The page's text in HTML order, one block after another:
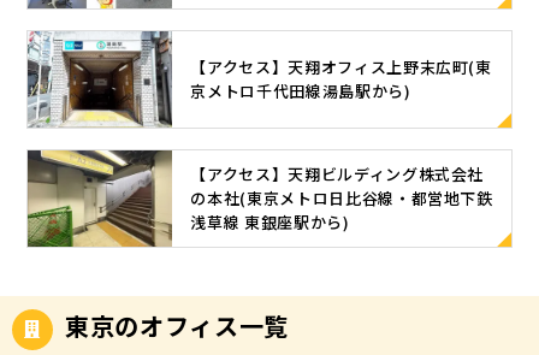
【アクセス】天翔オフィス上野末広町(東
京メトロ千代田線湯島駅から)
【アクセス】天翔ビルディング株式会社
の本社(東京メトロ日比谷線・都営地下鉄
浅草線 東銀座駅から)
東京のオフィス一覧